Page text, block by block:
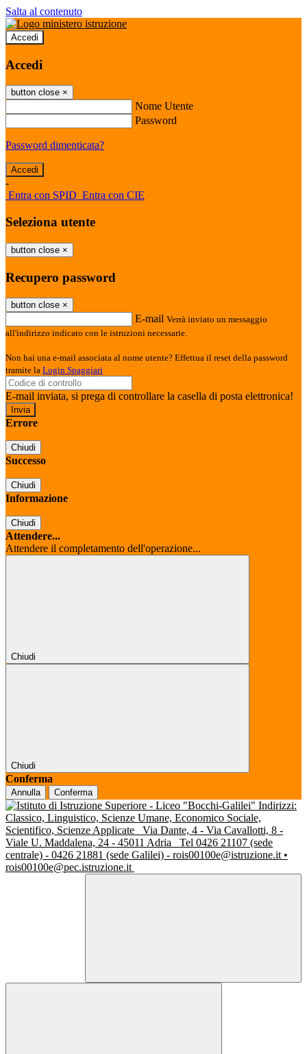
Salta al contenuto
Accedi
Accedi
button close ×
Nome Utente
Password
Password dimenticata?
-
Entra con SPID Entra con CIE
Seleziona utente
button close ×
Recupero password
button close ×
E-mail Verrà inviato un messaggio
all'indirizzo indicato con le istruzioni necessarie.
Non hai una e-mail associata al nome utente? Effettua il reset della password
tramite la Login Spaggiari
E-mail inviata, si prega di controllare la casella di posta elettronica!
Errore
Chiudi
Successo
Chiudi
Informazione
Chiudi
Attendere...
Attendere il completamento dell'operazione...
Chiudi
Chiudi
Conferma
Annulla Conferma
Indirizzi:
Classico, Linguistico, Scienze Umane, Economico Sociale,
Scientifico, Scienze Applicate
Via Dante, 4 - Via Cavallotti, 8 -
Viale U. Maddalena, 24 - 45011 Adria
Tel 0426 21107 (sede
centrale) - 0426 21881 (sede Galilei) - rois00100e@istruzione.it •
rois00100e@pec.istruzione.it